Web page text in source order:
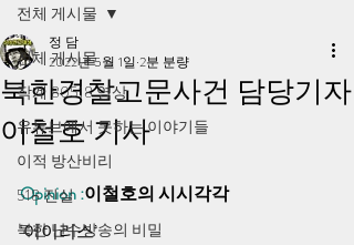
전체 게시물
작계 80518 영상
유튜브에서 못하는 이야기들
이적 방산비리
518 진실
북한 난수방송의 비밀
전체 게시물
북한경찰고문사건 담당기자
이철호 기사
정 담
2022년 5월 1일 2분 분량
Opinion :이철호의 시시각각
‘어이리스’